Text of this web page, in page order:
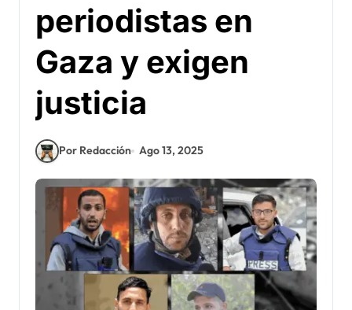
periodistas en
Gaza y exigen
justicia
Por Redacción Ago 13, 2025